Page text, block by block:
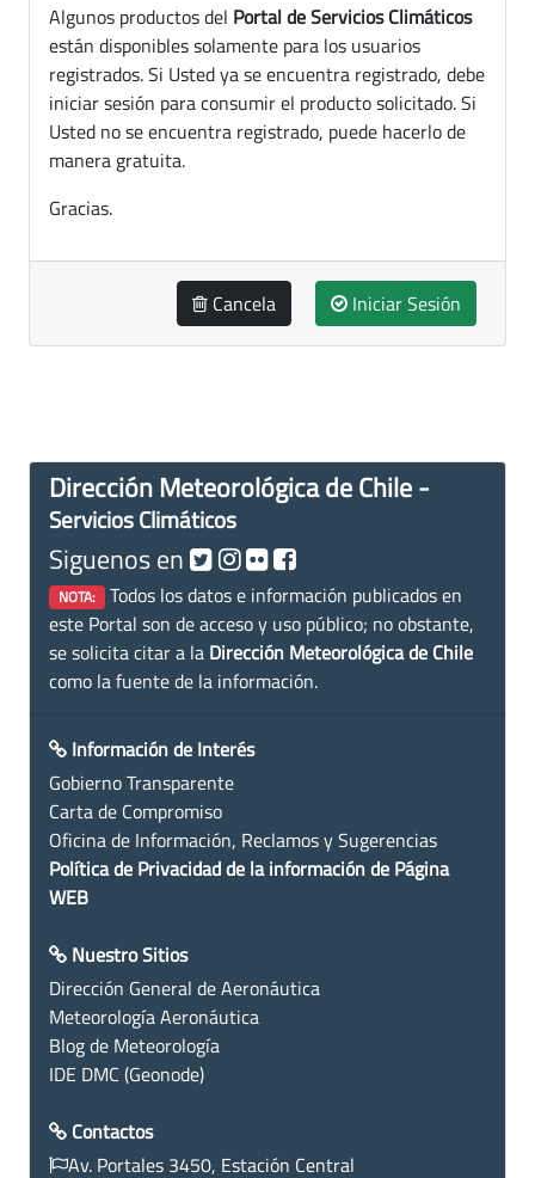
Algunos productos del Portal de Servicios Climáticos
están disponibles solamente para los usuarios
registrados. Si Usted ya se encuentra registrado, debe
iniciar sesión para consumir el producto solicitado. Si
Usted no se encuentra registrado, puede hacerlo de
manera gratuita.
Gracias.
Cancela Iniciar Sesión
Dirección Meteorológica de Chile -
Servicios Climáticos
Siguenos en
NOTA: Todos los datos e información publicados en
este Portal son de acceso y uso público; no obstante,
se solicita citar a la Dirección Meteorológica de Chile
como la fuente de la información.
Información de Interés
Gobierno Transparente
Carta de Compromiso
Oficina de Información, Reclamos y Sugerencias
Política de Privacidad de la información de Página
WEB
Nuestro Sitios
Dirección General de Aeronáutica
Meteorología Aeronáutica
Blog de Meteorología
IDE DMC (Geonode)
Contactos
Av. Portales 3450, Estación Central